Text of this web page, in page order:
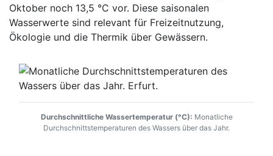
Oktober noch 13,5 °C vor. Diese saisonalen
Wasserwerte sind relevant für Freizeitnutzung,
Ökologie und die Thermik über Gewässern.
Durchschnittliche Wassertemperatur (°C): Monatliche
Durchschnittstemperaturen des Wassers über das Jahr.